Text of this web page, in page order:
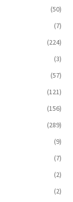
(50)
(7)
(224)
(3)
(57)
(121)
(156)
(289)
(9)
(7)
(2)
(2)